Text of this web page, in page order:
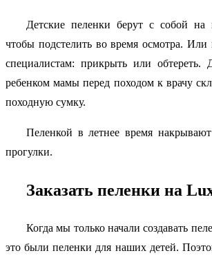
Детские пеленки берут с собой на
чтобы подстелить во время осмотра.
специалистам: прикрыть или
ребенком мамы перед походом к врачу
походную сумку.
Пеленкой в летнее время
прогулки.
Заказать пеленки на
Когда мы только начали создавать
это были пеленки для наших детей.